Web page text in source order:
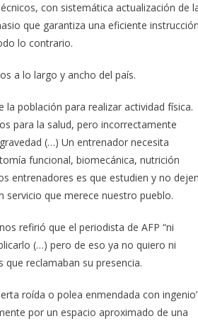
con sistemática actualización de
que garantiza una eficiente
lo contrario.
a lo largo y ancho del país.
la población para realizar actividad física.
para la salud, pero incorrectamente
(…) Un entrenador necesita
funcional, biomecánica, nutrición
entrenadores es que estudien y no
servicio que merece nuestro pueblo.
refirió que el periodista de AFP “ni
(…) pero de eso ya no quiero ni
reclamaban su presencia.
roída o polea enmendada con
por un espacio aproximado de una